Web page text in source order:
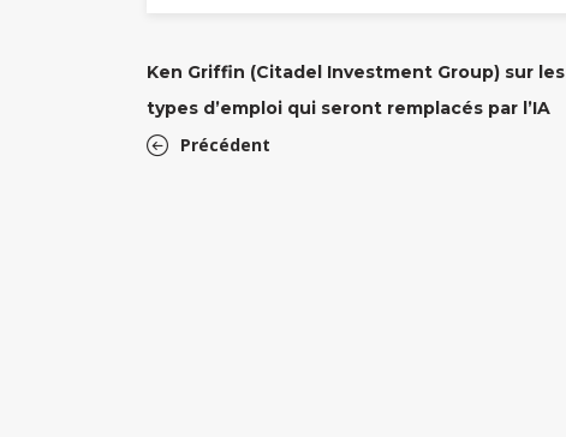
Ken Griffin (Citadel Investment Group) sur les
types d’emploi qui seront remplacés par l’IA
Précédent